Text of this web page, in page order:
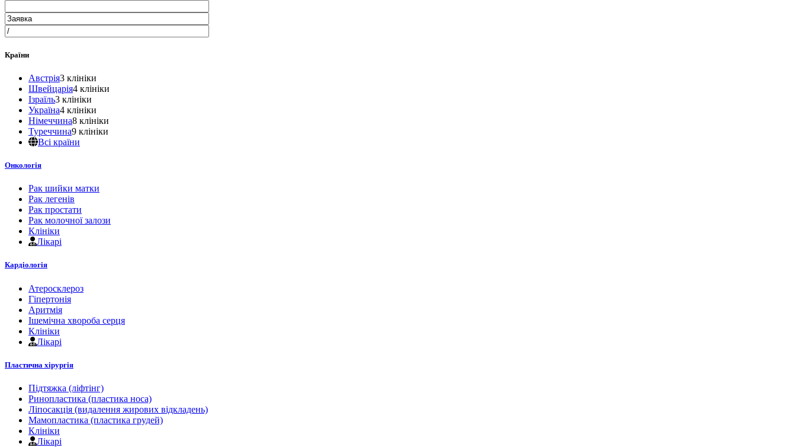
Країни
Австрія3 клініки
Швейцарія4 клініки
Ізраїль3 клініки
Україна4 клініки
Німеччина8 клініки
Туреччина9 клініки
Всі країни
Онкологія
Рак шийки матки
Рак легенів
Рак простати
Рак молочної залози
Клініки
Лікарі
Кардіологія
Атеросклероз
Гіпертонія
Аритмія
Ішемічна хвороба серця
Клініки
Лікарі
Пластична хірургія
Підтяжка (ліфтінг)
Ринопластика (пластика носа)
Ліпосакція (видалення жирових відкладень)
Мамопластика (пластика грудей)
Клініки
Лікарі